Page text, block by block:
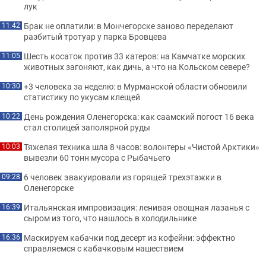
лук
11:42 Брак не оплатили: в Мончегорске заново переделают
разбитый тротуар у парка Бровцева
11:05 Шесть косаток против 33 катеров: на Камчатке морских
животных загоняют, как дичь, а что на Кольском севере?
10:30 +3 человека за неделю: в Мурманской области обновили
статистику по укусам клещей
10:22 День рождения Оленегорска: как саамский погост 16 века
стал столицей заполярной руды
10:03 Тяжелая техника шла 8 часов: волонтеры «Чистой Арктики»
вывезли 60 тонн мусора с Рыбачьего
09:28 6 человек эвакуировали из горящей трехэтажки в
Оленегорске
16:39 Итальянская импровизация: ленивая овощная лазанья с
сыром из того, что нашлось в холодильнике
16:36 Маскируем кабачки под десерт из кофейни: эффектно
справляемся с кабачковым нашествием